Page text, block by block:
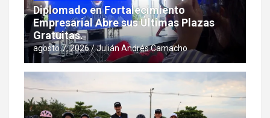
Diplomado en Fortalecimiento
Empresarial Abre sus Últimas Plazas
Gratuitas.
agosto 7, 2026 Julián Andrés Camacho